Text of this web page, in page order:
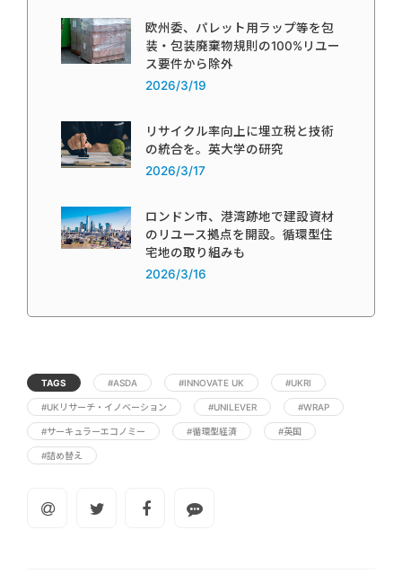
欧州委、パレット用ラップ等を包
装・包装廃棄物規則の100%リユー
ス要件から除外
2026/3/19
リサイクル率向上に埋立税と技術
の統合を。英大学の研究
2026/3/17
ロンドン市、港湾跡地で建設資材
のリユース拠点を開設。循環型住
宅地の取り組みも
2026/3/16
TAGS #ASDA #INNOVATE UK #UKRI
#UKリサーチ・イノベーション #UNILEVER #WRAP
#サーキュラーエコノミー #循環型経済 #英国
#詰め替え